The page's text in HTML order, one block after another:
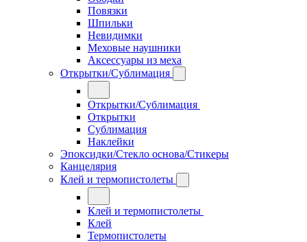
Повязки
Шпильки
Невидимки
Меховые наушники
Аксессуары из меха
Открытки/Сублимация
Открытки/Сублимация
Открытки
Сублимация
Наклейки
Эпоксидки/Стекло основа/Стикеры
Канцелярия
Клей и термопистолеты
Клей и термопистолеты
Клей
Термопистолеты